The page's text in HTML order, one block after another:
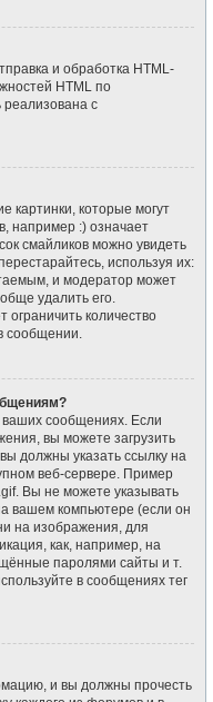
и обработка HTML-
HTML по
с
картинки, которые могут
например :) означает
смайликов можно увидеть
используя их:
и модератор может
удалить его.
количество
сообщении.
сообщениях. Если
вы можете загрузить
должны указать ссылку на
веб-сервере. Пример
Вы не можете указывать
вашем компьютере (если он
на изображения, для
как, например, на
паролями сайты и т.
в сообщениях тег
и вы должны прочесть